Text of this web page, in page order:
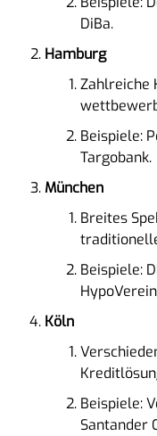
DiBa.
Hamburg
Zahlreiche
Beispiele:
Targobank.
München
Breites
Beispiele:
Köln
Beispiele:
Santander